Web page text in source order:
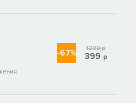
-67% 1200р
399 р